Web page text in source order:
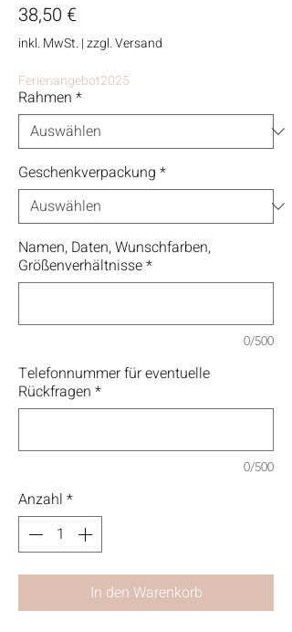
38,50 €Preis
inkl. MwSt. |zzgl. Versand
Ferienangebot2025
Rahmen *
Geschenkverpackung *
Namen, Daten, Wunschfarben,
Größenverhältnisse*
0/500
Telefonnummer für eventuelle
Rückfragen *
0/500
Anzahl *
In den Warenkorb